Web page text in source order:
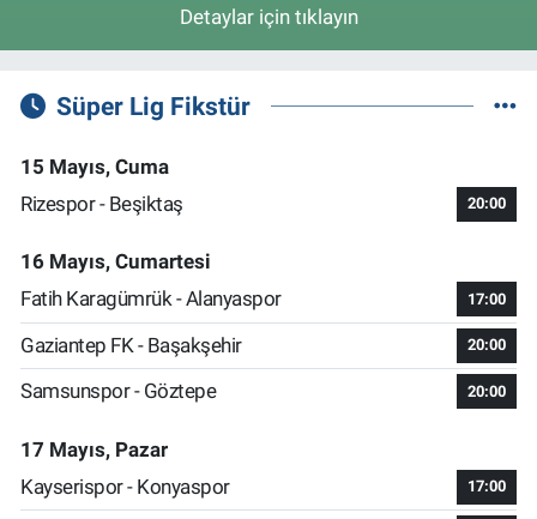
Detaylar için tıklayın
Süper Lig Fikstür
15 Mayıs, Cuma
Rizespor - Beşiktaş
20:00
16 Mayıs, Cumartesi
Fatih Karagümrük - Alanyaspor
17:00
Gaziantep FK - Başakşehir 20:00
Samsunspor - Göztepe 20:00
17 Mayıs, Pazar
Kayserispor - Konyaspor
17:00